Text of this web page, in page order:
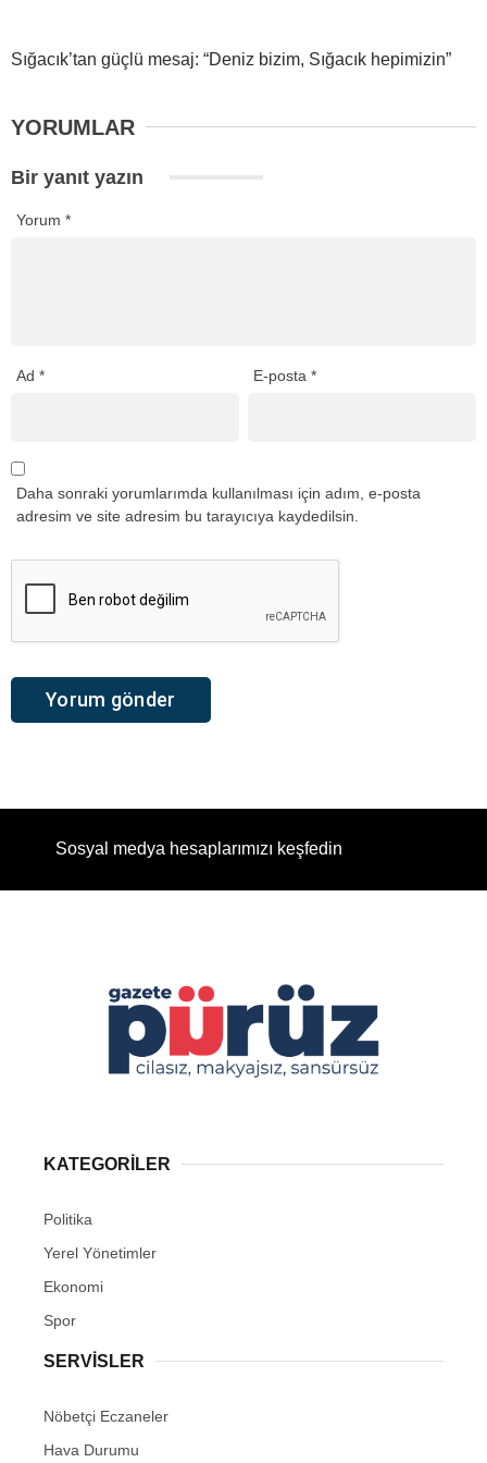
Sığacık’tan güçlü mesaj: “Deniz bizim, Sığacık hepimizin”
YORUMLAR
Bir yanıt yazın
Yorum *
Ad * E-posta*
Daha sonraki yorumlarımda kullanılması için adım, e-posta
adresim ve site adresim bu tarayıcıya kaydedilsin.
Sosyal medya hesaplarımızı keşfedin
KATEGORİLER
Politika
Yerel Yönetimler
Ekonomi
Spor
SERVİSLER
Nöbetçi Eczaneler
Hava Durumu